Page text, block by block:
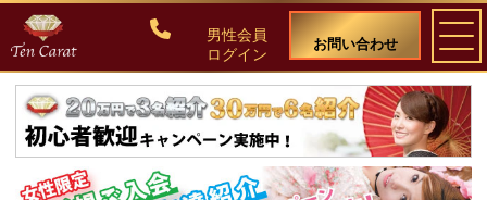
男性会員
ログイン
お問い合わせ
ご入会について
料金・入会案内